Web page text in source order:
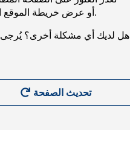
URL، أو عرض خريطة الموقع الخاصة بنا لمساعدتك في العثور على ما تريد.
هل لديك أي مشكلة أخرى؟ يُرجى